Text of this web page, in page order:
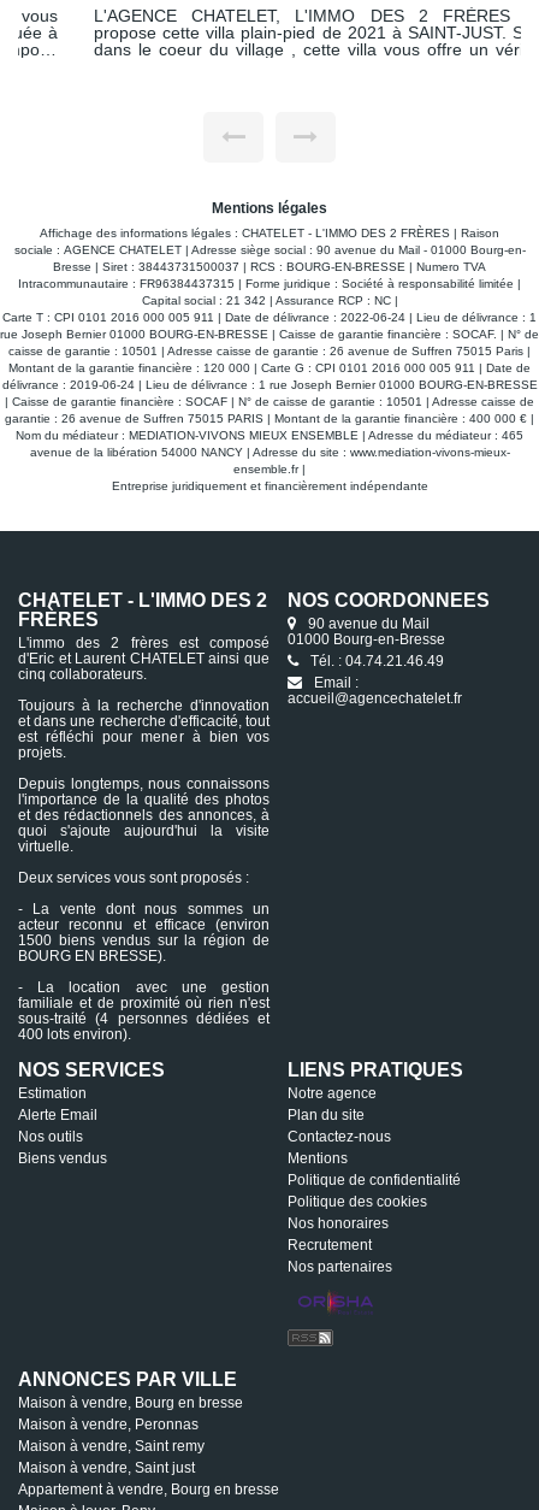
L'AGENCE CHATELET, L'IMMO DES 2 FRÈRES vous
propose cette villa plain-pied de 2021 à SAINT-JUST. Située
dans le coeur du village , cette villa vous offre un véritable
suspendu et lave mains, - Un garage isolé de 25 m². -
Terrasse Sud - Terrain clos. * Vous pouvez voir cette maison
en visite virtuelle en cliquant sur le lien "accéder à la visite
virtuelle" ou "visite 360" selon les sites. * Ne manquez pas
cette belle opportunité ! Contactez l'AGENCE CHATELET,
L'IMMO DES 2 FRÈRES pour plus d'informations ou pour
planifier une visite.
Mentions légales
Affichage des informations légales : CHATELET - L'IMMO DES 2 FRÈRES | Raison
sociale : AGENCE CHATELET | Adresse siège social : 90 avenue du Mail - 01000 Bourg-en-
Bresse | Siret : 38443731500037 | RCS : BOURG-EN-BRESSE | Numero TVA
Intracommunautaire : FR96384437315 | Forme juridique : Société à responsabilité limitée |
Capital social : 21 342 | Assurance RCP : NC |
Carte T : CPI 0101 2016 000 005 911 | Date de délivrance : 2022-06-24 | Lieu de délivrance : 1
rue Joseph Bernier 01000 BOURG-EN-BRESSE | Caisse de garantie financière : SOCAF. | N° de
caisse de garantie : 10501 | Adresse caisse de garantie : 26 avenue de Suffren 75015 Paris |
Montant de la garantie financière : 120 000 | Carte G : CPI 0101 2016 000 005 911 | Date de
délivrance : 2019-06-24 | Lieu de délivrance : 1 rue Joseph Bernier 01000 BOURG-EN-BRESSE
| Caisse de garantie financière : SOCAF | N° de caisse de garantie : 10501 | Adresse caisse de
garantie : 26 avenue de Suffren 75015 PARIS | Montant de la garantie financière : 400 000 € |
Nom du médiateur : MEDIATION-VIVONS MIEUX ENSEMBLE | Adresse du médiateur : 465
avenue de la libération 54000 NANCY | Adresse du site : www.mediation-vivons-mieux-
ensemble.fr|
Entreprise juridiquement et financièrement indépendante
CHATELET - L'IMMO DES 2
FRÈRES
L'immo des 2 frères est composé
d'Eric et Laurent CHATELET ainsi que
cinq collaborateurs.
Toujours à la recherche d'innovation
et dans une recherche d'efficacité, tout
est réfléchi pour mener à bien vos
projets.
Depuis longtemps, nous connaissons
l'importance de la qualité des photos
et des rédactionnels des annonces, à
quoi s'ajoute aujourd'hui la visite
virtuelle.
Deux services vous sont proposés :
- La vente dont nous sommes un
acteur reconnu et efficace (environ
1500 biens vendus sur la région de
BOURG EN BRESSE).
- La location avec une gestion
familiale et de proximité où rien n'est
sous-traité (4 personnes dédiées et
400 lots environ).
NOS COORDONNÉES
90 avenue du Mail
01000 Bourg-en-Bresse
Tél. : 04.74.21.46.49
Email :
accueil@agencechatelet.fr
NOS SERVICES
Estimation
Alerte Email
Nos outils
Biens vendus
LIENS PRATIQUES
Notre agence
Plan du site
Contactez-nous
Mentions
Politique de confidentialité
Politique des cookies
Nos honoraires
Recrutement
Nos partenaires
ANNONCES PAR VILLE
Maison à vendre, Bourg en bresse
Maison à vendre, Peronnas
Maison à vendre, Saint remy
Maison à vendre, Saint just
Appartement à vendre, Bourg en bresse